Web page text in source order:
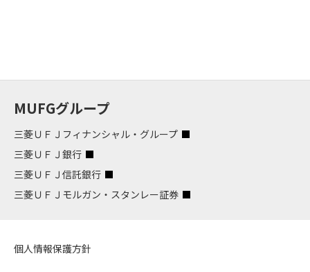
MUFGグループ
三菱ＵＦＪフィナンシャル・グループ
三菱ＵＦＪ銀行
三菱ＵＦＪ信託銀行
三菱ＵＦＪモルガン・スタンレー証券
個人情報保護方針